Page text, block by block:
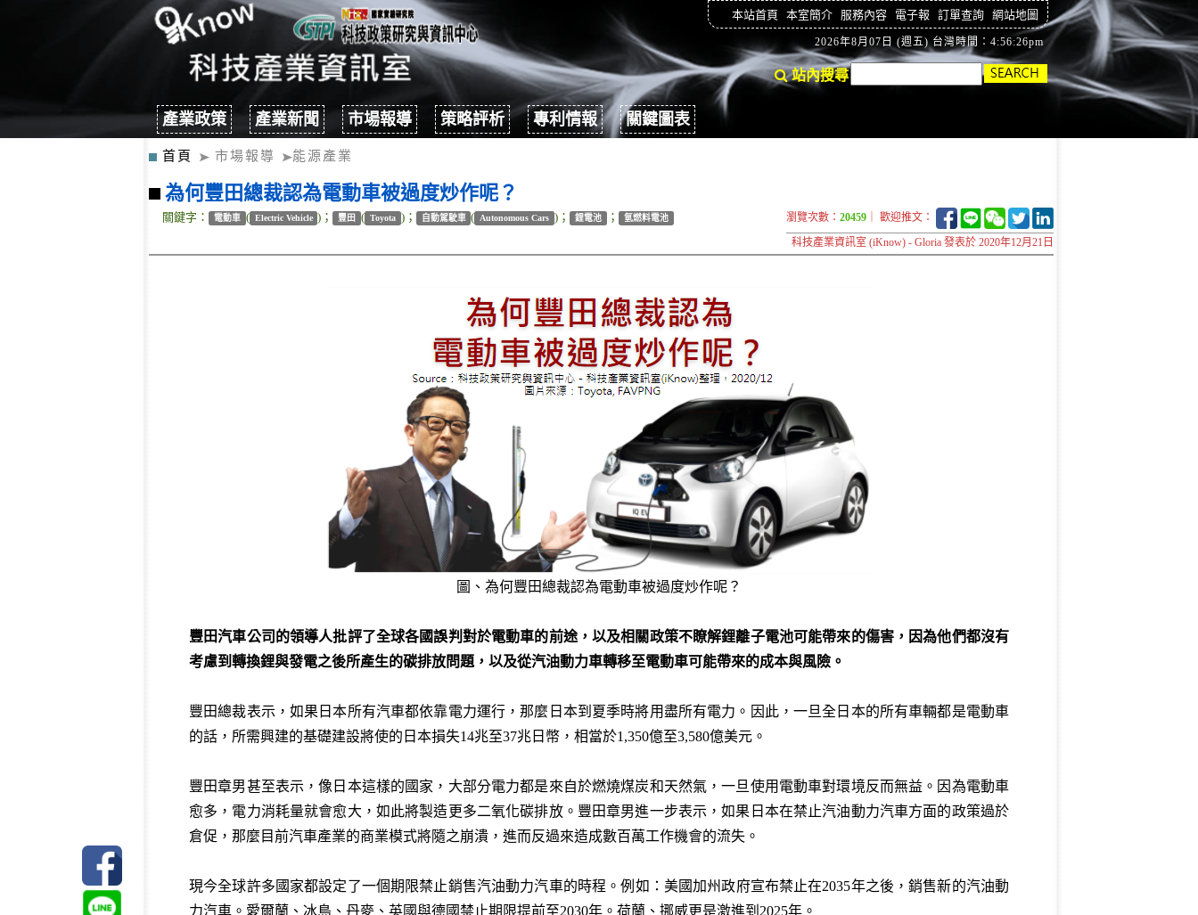
本站首頁 本室簡介 服務內容 電子報 訂單查詢 網站地圖
2026年8月07日 (週五) 台灣時間：4:56:26pm
站內搜尋
產業政策 產業新聞 市場報導 策略評析 專利情報 關鍵圖表
首頁 市場報導 能源產業
為何豐田總裁認為電動車被過度炒作呢？
關鍵字： 電動車 ( Electric Vehicle )； 豐田 ( Toyota )； 自動駕駛車 ( Autonomous Cars )； 鋰電池 ； 氫燃料電池 瀏覽次數： 20459 ｜ 歡迎推文：
科技產業資訊室 (iKnow) - Gloria 發表於 2020年12月21日
圖、為何豐田總裁認為電動車被過度炒作呢？
豐田汽車公司的領導人批評了全球各國誤判對於電動車的前途，以及相關政策不瞭解鋰離子電池可能帶來的傷害，因為他們都沒有
考慮到轉換鋰與發電之後所產生的碳排放問題，以及從汽油動力車轉移至電動車可能帶來的成本與風險。
豐田總裁表示，如果日本所有汽車都依靠電力運行，那麼日本到夏季時將用盡所有電力。因此，一旦全日本的所有車輛都是電動車
的話，所需興建的基礎建設將使的日本損失14兆至37兆日幣，相當於1,350億至3,580億美元。
豐田章男甚至表示，像日本這樣的國家，大部分電力都是來自於燃燒煤炭和天然氣，一旦使用電動車對環境反而無益。因為電動車
愈多，電力消耗量就會愈大，如此將製造更多二氧化碳排放。豐田章男進一步表示，如果日本在禁止汽油動力汽車方面的政策過於
倉促，那麼目前汽車產業的商業模式將隨之崩潰，進而反過來造成數百萬工作機會的流失。
現今全球許多國家都設定了一個期限禁止銷售汽油動力汽車的時程。例如：美國加州政府宣布禁止在2035年之後，銷售新的汽油動
力汽車。愛爾蘭、冰島、丹麥、英國與德國禁止期限提前至2030年。荷蘭、挪威更是激進到2025年。